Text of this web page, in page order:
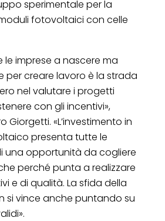
sperimentale per la
fotovoltaici con celle
le imprese a nascere ma
per creare lavoro è la strada
nel valutare i progetti
con gli incentivi»,
Giorgetti. «L’investimento in
presenta tutte le
una opportunità da cogliere
perché punta a realizzare
e di qualità. La sfida della
si vince anche puntando su